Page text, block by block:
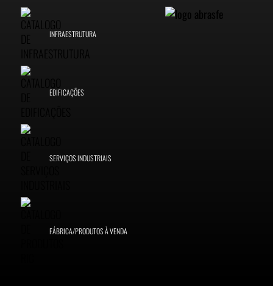
INFRAESTRUTURA
EDIFICAÇÕES
SERVIÇOS INDUSTRIAIS
FÁBRICA/PRODUTOS À VENDA